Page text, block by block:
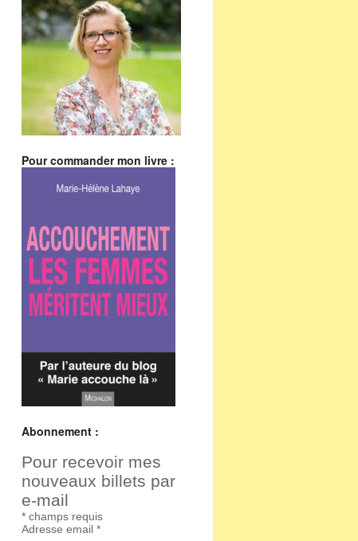
Pour commander mon livre :
Abonnement :
Pour recevoir mes
nouveaux billets par
e-mail
* champs requis
Adresse email *